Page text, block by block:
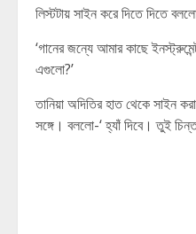
লিস্টটায় সাইন করে দিতে দিতে
‘গানের জন্যে আমার কাছে
এগুলো?’
তানিয়া অদিতির হাত থেকে সাইন
সঙ্গে। বললো-‘ হ্যাঁ দিবে। তুই